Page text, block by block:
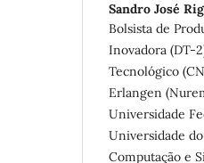
Sandro José
Bolsista de
Inovadora (DT-
Tecnológico
Erlangen
Universidade
Universidade
Computação e